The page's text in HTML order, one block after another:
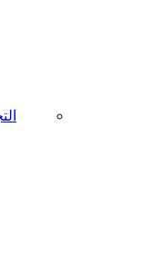
التجهيز الداخلي
حلول